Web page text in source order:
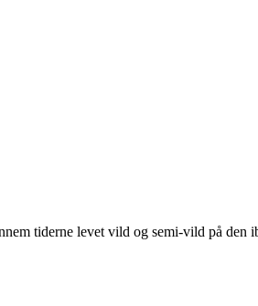
tiderne levet vild og semi-vild på den